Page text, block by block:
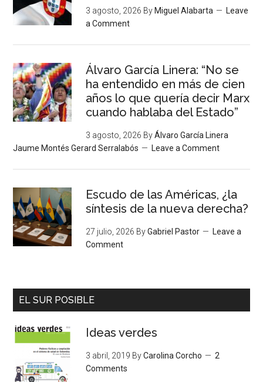
3 agosto, 2026 By Miguel Alabarta
Leave
a Comment
Álvaro García Linera: “No se
ha entendido en más de cien
años lo que quería decir Marx
cuando hablaba del Estado”
3 agosto, 2026 ByÁlvaro García Linera
Jaume Montés Gerard Serralabós
Leave a Comment
Escudo de las Américas, ¿la
síntesis de la nueva derecha?
27 julio, 2026 ByGabriel Pastor
Leave a
Comment
EL SUR POSIBLE
Ideas verdes
3 abril, 2019 ByCarolina Corcho
2
Comments